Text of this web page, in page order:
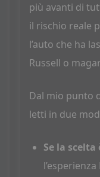
più avanti di
il rischio reale
l’auto che ha
Russell o
Dal mio punto
letti in due
Se la